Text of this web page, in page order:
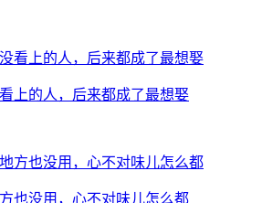
上的人，后来都成了最想娶
也没用，心不对味儿怎么都